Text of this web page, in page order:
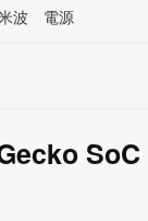
波
電源
SoC